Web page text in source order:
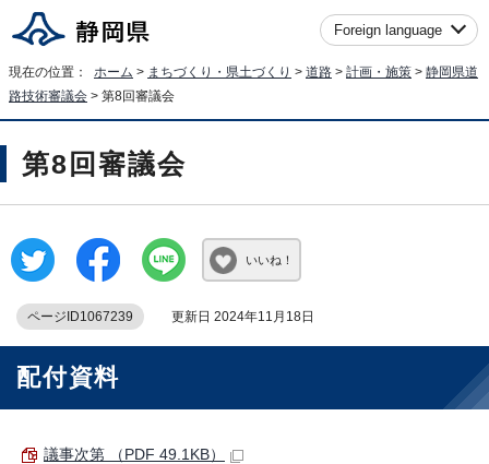
Foreign language
現在の位置： ホーム > まちづくり・県土づくり > 道路 > 計画・施策 > 静岡県道
路技術審議会 > 第8回審議会
第8回審議会
いいね！
ページID1067239 更新日 2024年11月18日
配付資料
議事次第 （PDF 49.1KB）